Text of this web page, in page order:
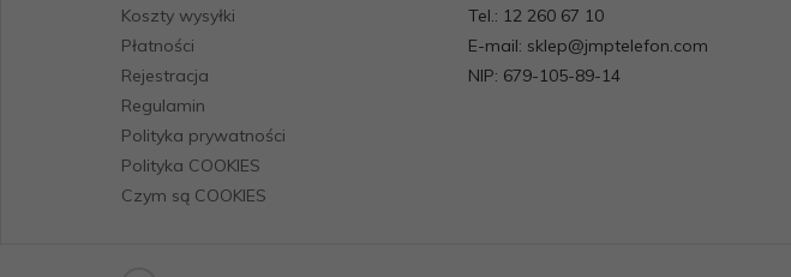
Koszty wysyłki
Płatności
Rejestracja
Regulamin
Polityka prywatności
Polityka COOKIES
Czym są COOKIES
Tel.: 12 260 67 10
E-mail: sklep@jmptelefon.com
NIP: 679-105-89-14